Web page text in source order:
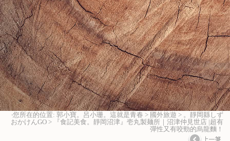
‧您所在的位置: 郭小寶。呂小珊。這就是青春 > 國外旅遊 > 。靜岡縣しず
おかけんGO > 『食記美食。靜岡沼津』壱丸製麺所｜沼津仲見世店 |超有
彈性又有咬勁的烏龍麵！